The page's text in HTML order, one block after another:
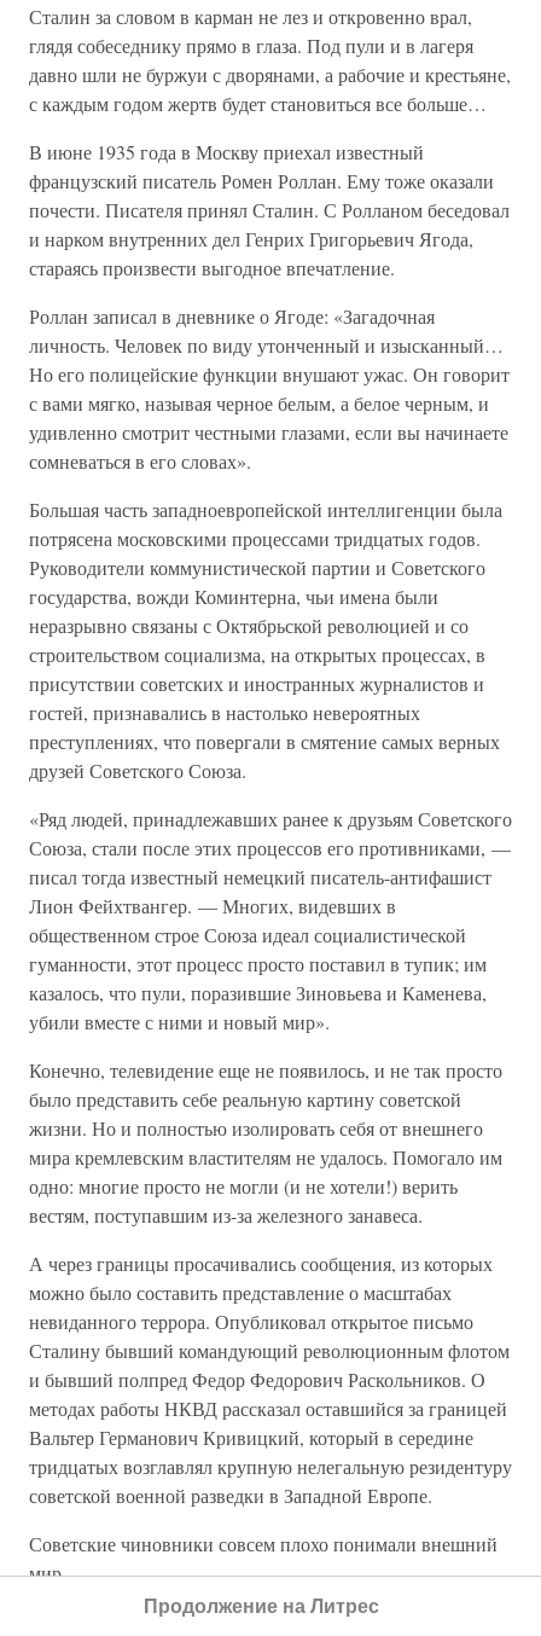
Сталин за словом в карман не лез и откровенно врал,
глядя собеседнику прямо в глаза. Под пули и в лагеря
давно шли не буржуи с дворянами, а рабочие и крестьяне,
с каждым годом жертв будет становиться все больше…
В июне 1935 года в Москву приехал известный
французский писатель Ромен Роллан. Ему тоже оказали
почести. Писателя принял Сталин. С Ролланом беседовал
и нарком внутренних дел Генрих Григорьевич Ягода,
стараясь произвести выгодное впечатление.
Роллан записал в дневнике о Ягоде: «Загадочная
личность. Человек по виду утонченный и изысканный…
Но его полицейские функции внушают ужас. Он говорит
с вами мягко, называя черное белым, а белое черным, и
удивленно смотрит честными глазами, если вы начинаете
сомневаться в его словах».
Большая часть западноевропейской интеллигенции была
потрясена московскими процессами тридцатых годов.
Руководители коммунистической партии и Советского
государства, вожди Коминтерна, чьи имена были
неразрывно связаны с Октябрьской революцией и со
строительством социализма, на открытых процессах, в
присутствии советских и иностранных журналистов и
гостей, признавались в настолько невероятных
преступлениях, что повергали в смятение самых верных
друзей Советского Союза.
«Ряд людей, принадлежавших ранее к друзьям Советского
Союза, стали после этих процессов его противниками, —
писал тогда известный немецкий писатель-антифашист
Лион Фейхтвангер. — Многих, видевших в
общественном строе Союза идеал социалистической
гуманности, этот процесс просто поставил в тупик; им
казалось, что пули, поразившие Зиновьева и Каменева,
убили вместе с ними и новый мир».
Конечно, телевидение еще не появилось, и не так просто
было представить себе реальную картину советской
жизни. Но и полностью изолировать себя от внешнего
мира кремлевским властителям не удалось. Помогало им
одно: многие просто не могли (и не хотели!) верить
вестям, поступавшим из-за железного занавеса.
А через границы просачивались сообщения, из которых
можно было составить представление о масштабах
невиданного террора. Опубликовал открытое письмо
Сталину бывший командующий революционным флотом
и бывший полпред Федор Федорович Раскольников. О
методах работы НКВД рассказал оставшийся за границей
Вальтер Германович Кривицкий, который в середине
тридцатых возглавлял крупную нелегальную резидентуру
советской военной разведки в Западной Европе.
Советские чиновники совсем плохо понимали внешний
мир.
Полпред в Швеции Александра Михайловна Коллонтай
Продолжение на Литрес